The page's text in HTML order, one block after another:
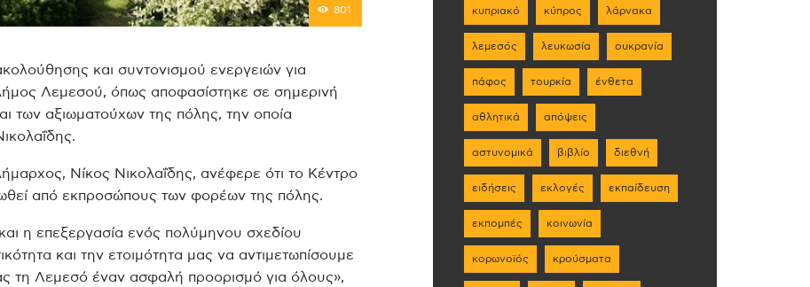
801
και συντονισμού ενεργειών για
Λεμεσού, όπως αποφασίστηκε σε σημερινή
των αξιωματούχων της πόλης, την οποία
Νίκος Νικολαΐδης, ανέφερε ότι το Κέντρο
από εκπροσώπους των φορέων της πόλης.
η επεξεργασία ενός πολύμηνου σχεδίου
και την ετοιμότητα μας να αντιμετωπίσουμε
τη Λεμεσό έναν ασφαλή προορισμό για όλους»,
κυπριακό κύπρος λάρνακα
λεμεσός λευκωσία ουκρανία
πάφος τουρκία ένθετα
αθλητικά απόψεις
αστυνομικά βιβλίο διεθνή
ειδήσεις εκλογές εκπαίδευση
εκπομπές κοινωνία
κορωνοϊός κρούσματα